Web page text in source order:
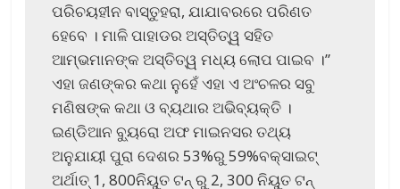
ପରିଚୟହୀନ ବାସ୍ତୁହରା, ଯାଯାବରରେ ପରିଣତ
ହେବେ । ମାଳି ପାହାଡର ଅସ୍ତିତ୍ୱ ସହିତ
ଆମ୍ଭମାନଙ୍କ ଅସ୍ତିତ୍ୱ ମଧ୍ୟ ଲୋପ ପାଇବ ।”
ଏହା ଜଣଙ୍କର କଥା ନୁହେଁ ଏହା ଏ ଅଂଚଳର ସବୁ
ମଣିଷଙ୍କ କଥା ଓ ବ୍ୟଥାର ଅଭିବ୍ୟକ୍ତି ।
ଇଣ୍ଡିଆନ ବ୍ୟୁରୋ ଅଫ ମାଇନସର ତଥ୍ୟ
ଅନୁଯାୟୀ ପୁରା ଦେଶର 53%ରୁ 59%ବକ୍ସାଇଟ୍
ଅର୍ଥାତ୍ 1, 800ନିୟୁତ ଟନ୍ ରୁ 2, 300 ନିୟୁତ ଟନ୍